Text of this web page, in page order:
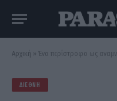
Αρχική » Ένα περίστροφο ως αναμνηστικό της
ΔΙΕΘΝΉ